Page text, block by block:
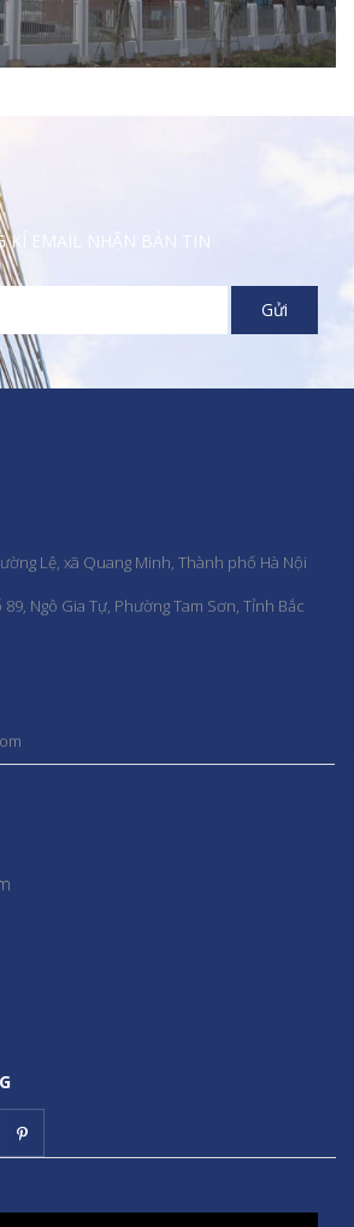
KÍ EMAIL NHẬN BẢN TIN
Lệ, xã Quang Minh, Thành phố Hà Nội
89, Ngô Gia Tự, Phường Tam Sơn, Tỉnh Bắc